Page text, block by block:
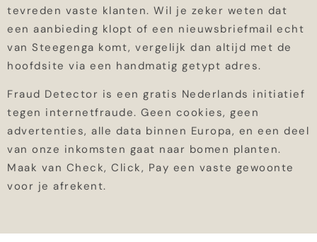
tevreden vaste klanten. Wil je zeker weten dat
een aanbieding klopt of een nieuwsbriefmail echt
van Steegenga komt, vergelijk dan altijd met de
hoofdsite via een handmatig getypt adres.
Fraud Detector is een gratis Nederlands initiatief
tegen internetfraude. Geen cookies, geen
advertenties, alle data binnen Europa, en een deel
van onze inkomsten gaat naar bomen planten.
Maak van Check, Click, Pay een vaste gewoonte
voor je afrekent.